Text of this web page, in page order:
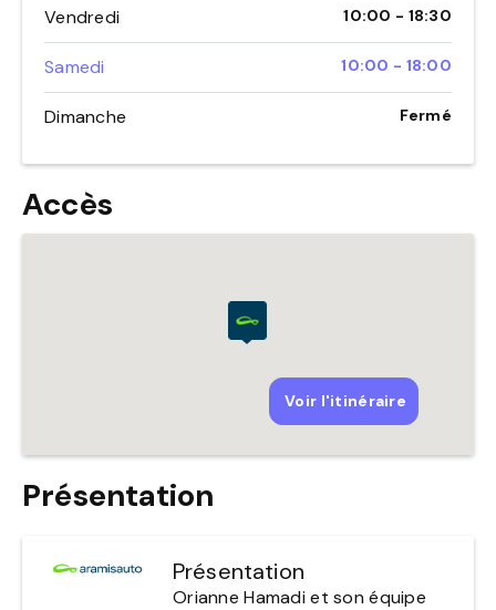
Vendredi 10:00 - 18:30
Samedi 10:00 - 18:00
Dimanche Fermé
Présentation
Présentation
Orianne Hamadi et son équipe
Accès